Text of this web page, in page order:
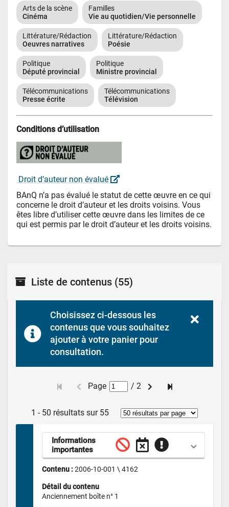
Arts de la scène
Cinéma
Familles
Vie au quotidien/Vie personnelle
Littérature/Rédaction
Oeuvres narratives
Littérature/Rédaction
Poésie
Politique
Député provincial
Politique
Ministre provincial
Télécommunications
Presse écrite
Télécommunications
Télévision
Conditions d’utilisation
Droit d’auteur non évalué
BAnQ n’a pas évalué le statut de cette œuvre en ce qui
concerne le droit d’auteur et les droits voisins. Vous
êtes libre d’utiliser cette œuvre dans les limites de ce
qui est permis par le droit d’auteur et les droits voisins.
Liste de contenus (55)
Choisissez ci-dessous les
contenus que vous souhaitez
ajouter à votre panier pour
consultation.
Page / 2
1 - 50 résultats sur 55
Informations
importantes
Contenu : 2006-10-001 \ 4162
Détail du contenu
Anciennement boîte n° 1